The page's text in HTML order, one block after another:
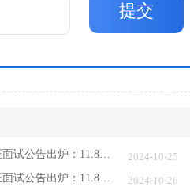
提交
2024-10-25
2024-10-26